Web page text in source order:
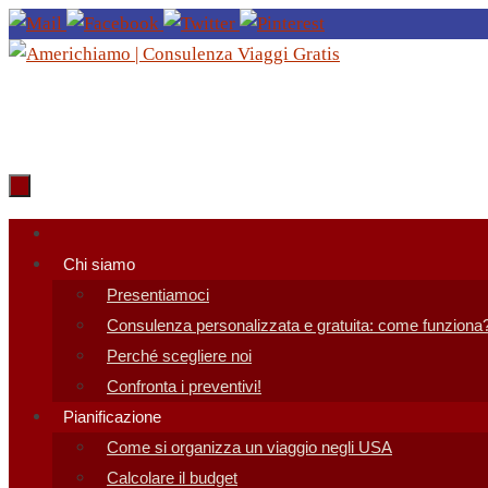
Salta
al
Salta
contenuto
Chi siamo
Presentiamoci
Consulenza personalizzata e gratuita: come
Perché scegliere noi
Confronta i preventivi!
Pianificazione
Come si organizza un viaggio negli USA
Calcolare il budget